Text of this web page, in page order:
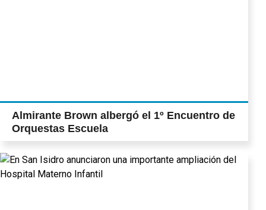
Almirante Brown albergó el 1º Encuentro de
Orquestas Escuela